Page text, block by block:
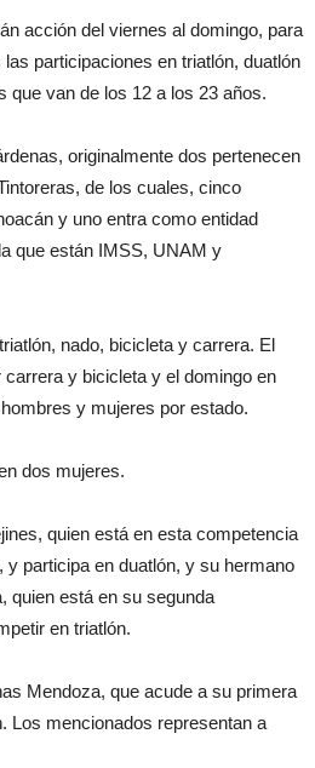
acción del viernes al domingo, para
participaciones en triatlón, duatlón
que van de los 12 a los 23 años.
originalmente dos pertenecen
de los cuales, cinco
y uno entra como entidad
que están IMSS, UNAM y
nado, bicicleta y carrera. El
y bicicleta y el domingo en
y mujeres por estado.
dos mujeres.
quien está en esta competencia
y participa en duatlón, y su hermano
quien está en su segunda
en triatlón.
Mendoza, que acude a su primera
Los mencionados representan a